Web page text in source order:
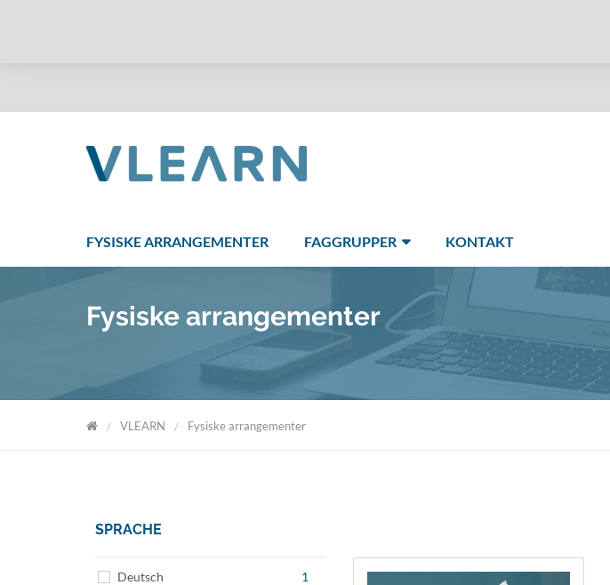
FYSISKE ARRANGEMENTER FAGGRUPPER KONTAKT
Fysiske arrangementer
VLEARN Fysiske arrangementer
SPRACHE
Deutsch 1